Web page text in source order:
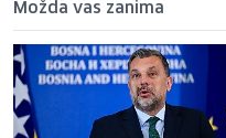
Možda vas zanima